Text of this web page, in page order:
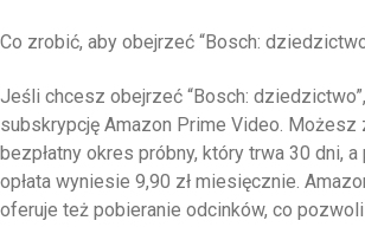
Co zrobić, aby obejrzeć “Bosch:
Jeśli chcesz obejrzeć “Bosch:
subskrypcję Amazon Prime Video. Możesz
bezpłatny okres próbny, który trwa 30 dni,
opłata wyniesie 9,90 zł miesięcznie.
oferuje też pobieranie odcinków, co